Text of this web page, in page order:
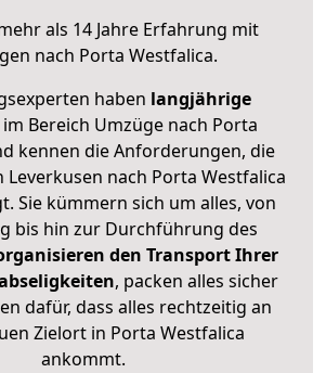
als 14 Jahre Erfahrung mit
nach Porta Westfalica.
haben langjährige
im Bereich Umzüge nach Porta
kennen die Anforderungen, die
Leverkusen nach Porta Westfalica
Sie kümmern sich um alles, von
bis hin zur Durchführung des
den Transport Ihrer
, packen alles sicher
dafür, dass alles rechtzeitig an
Zielort in Porta Westfalica
ankommt.